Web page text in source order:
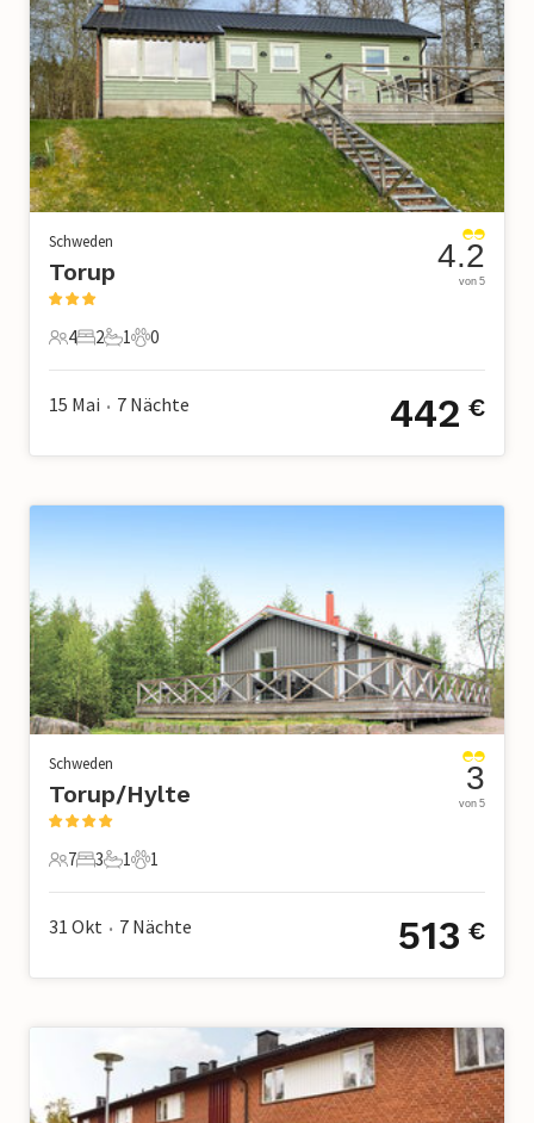
Schweden
Torup
4 Gäste
4
2 Schlafzimmer
2
1 Badezimmer
1
0 Haustiere
0
4.2
von 5
15 Mai • 7 Nächte 442 €
Schweden
Torup/Hylte
7 Gäste
7
3 Schlafzimmer
3
1 Badezimmer
1
1 Haustier
1
3
von 5
31 Okt • 7 Nächte 513 €